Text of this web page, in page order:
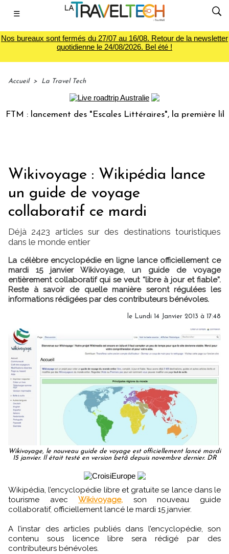
☰
Nos bureaux sont fermés du 27/07 au 16/08. Retour de la newsletter
quotidienne le 24/08/2026. Bel été !
Accueil > La Travel Tech
: lancement des "Escales Littéraires", la première librairie
Wikivoyage : Wikipédia lance
un guide de voyage
collaboratif ce mardi
Déjà 2423 articles sur des destinations touristiques
dans le monde entier
La célèbre encyclopédie en ligne lance officiellement ce
mardi 15 janvier Wikivoyage, un guide de voyage
entièrement collaboratif qui se veut “libre à jour et fiable”.
Reste à savoir de quelle manière seront régulées les
informations rédigées par des contributeurs bénévoles.
le Lundi 14 Janvier 2013 à 17:48
Wikivoyage, le nouveau guide de voyage est officiellement lancé mardi
15 janvier. Il était testé en version betâ depuis novembre dernier. DR
Wikipédia, l’encyclopédie libre et gratuite se lance dans le
tourisme avecWikivoyage, son nouveau guide
collaboratif, officiellement lancé le mardi 15 janvier.
A l’instar des articles publiés dans l’encyclopédie, son
contenu sous licence libre sera rédigé par des
contributeurs bénévoles.